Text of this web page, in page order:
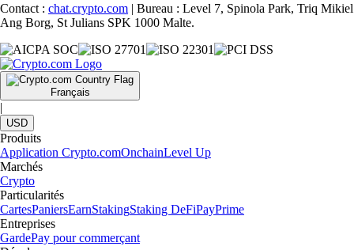
Contact : chat.crypto.com | Bureau : Level 7, Spinola Park, Triq Mikiel
Ang Borg, St Julians SPK 1000 Malte.
Français
|
USD
Produits
Application Crypto.comOnchainLevel Up
Marchés
Crypto
Particularités
CartesPaniersEarnStakingStaking DeFiPayPrime
Entreprises
GardePay pour commerçant